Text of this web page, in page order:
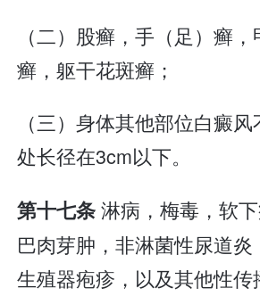
（二）股癣，手（足）癣，
癣，躯干花斑癣；
（三）身体其他部位白癜
处长径在3cm以下。
第十七条淋病，梅毒，软
巴肉芽肿，非淋菌性尿道炎
生殖器疱疹，以及其他性传